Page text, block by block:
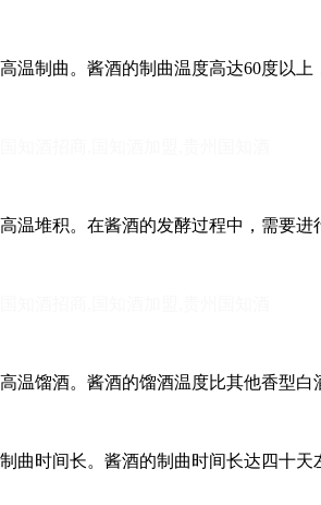
高温制曲。 酱酒的制曲温度高达60度以
高温堆积。 在酱酒的发酵过程中，需要进
高温馏酒。 酱酒的馏酒温度比其他香型白
制曲时间长。 酱酒的制曲时间长达四十天